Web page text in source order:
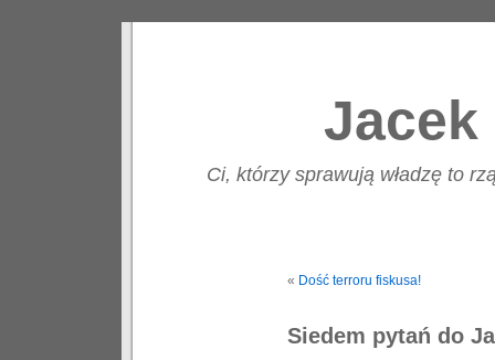
Ci, którzy sprawują władzę to
« Dość terroru fiskusa!
Siedem pytań do